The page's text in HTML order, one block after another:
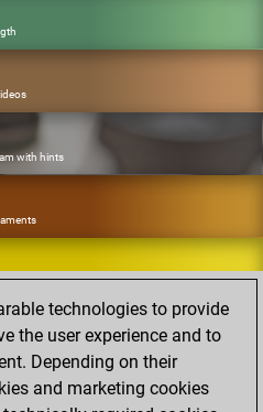
with hints
the cloud
technologies to provide
the user experience and to
Depending on their
and marketing cookies